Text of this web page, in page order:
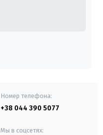
Номер телефона:
+38 044 390 5077
Мы в соцсетях: